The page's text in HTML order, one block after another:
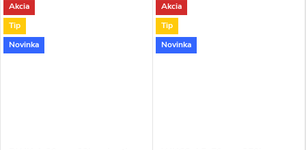
Akcia
Tip
Novinka
Akcia
Tip
Novinka